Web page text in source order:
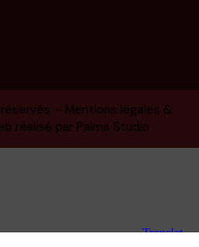
– Mentions légales &
réalisé par Palms Studio